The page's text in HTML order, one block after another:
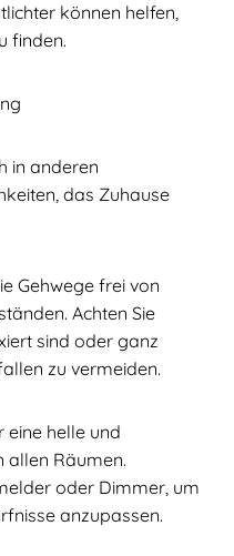
können helfen,
finden.
in anderen
das Zuhause
Gehwege frei von
Achten Sie
sind oder ganz
zu vermeiden.
eine helle und
allen Räumen.
oder Dimmer, um
anzupassen.